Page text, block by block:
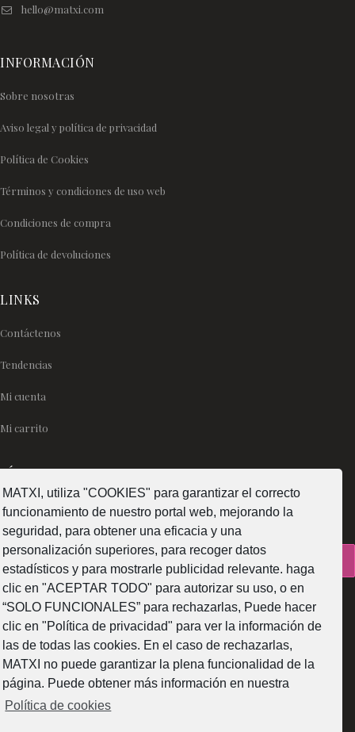
MATXI, utiliza "COOKIES" para garantizar el correcto
funcionamiento de nuestro portal web, mejorando la
seguridad, para obtener una eficacia y una
personalización superiores, para recoger datos
estadísticos y para mostrarle publicidad relevante. haga
clic en "ACEPTAR TODO" para autorizar su uso, o en
“SOLO FUNCIONALES” para rechazarlas, Puede hacer
clic en "Política de privacidad" para ver la información de
las de todas las cookies. En el caso de rechazarlas,
MATXI no puede garantizar la plena funcionalidad de la
página. Puede obtener más información en nuestra
Política de cookies
hello@matxi.com
INFORMACIÓN
Sobre nosotras
Aviso legal y política de privacidad
Política de Cookies
Términos y condiciones de uso web
Condiciones de compra
Política de devoluciones
LINKS
Contáctenos
Tendencias
Mi cuenta
Mi carrito
SÍGUENOS
¿Como fabricamos?
Web subvencionada por la Diputación Foral de Bizkaia